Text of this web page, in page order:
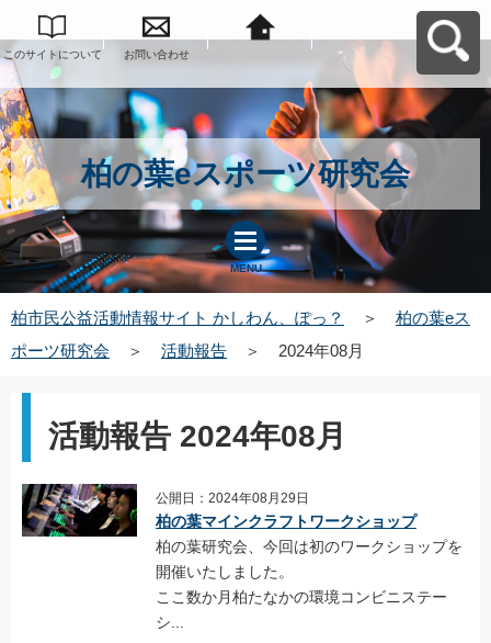
このサイトについて お問い合わせ
柏の葉eスポーツ研究会
MENU
柏市民公益活動情報サイト かしわん、ぽっ？ ＞
柏の葉eス
ポーツ研究会
＞ 活動報告 ＞ 2024年08月
活動報告 2024年08月
公開日：2024年08月29日
柏の葉マインクラフトワークショップ
柏の葉研究会、今回は初のワークショップを
開催いたしました。
ここ数か月柏たなかの環境コンビニステー
シ...